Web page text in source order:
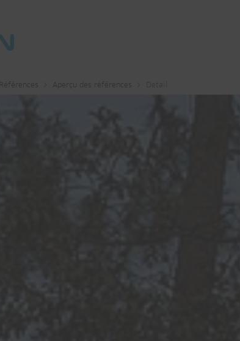
Références Aperçu des références